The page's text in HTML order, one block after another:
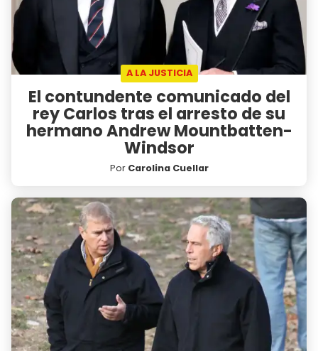
A LA JUSTICIA
El contundente comunicado del
rey Carlos tras el arresto de su
hermano Andrew Mountbatten-
Windsor
Por Carolina Cuellar